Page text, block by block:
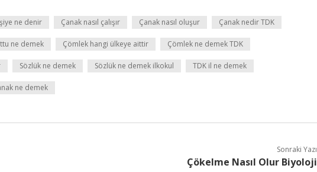
ne denir Çanak nasıl çalışır Çanak nasıl oluşur Çanak nedir TDK
ne demek Çömlek hangi ülkeye aittir Çömlek ne demek TDK
Sözlük ne demek Sözlük ne demek ilkokul TDK il ne demek
ne demek
Sonraki Yazı
Çökelme Nasıl Olur Biyoloji